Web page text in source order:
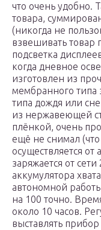
что очень удобно.
товара,
(никогда не
взвешивать товар
подсветка
когда дневное
изготовлен из
мембранного типа
типа дождя или
из нержавеющей
плёнкой, очень
ещё не снимал
осуществляется от
заряжается от
аккумулятора
автономной
на 100 точно.
около 10 часов.
выставлять